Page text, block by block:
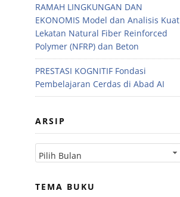
RAMAH LINGKUNGAN DAN
EKONOMIS Model dan Analisis Kuat
Lekatan Natural Fiber Reinforced
Polymer (NFRP) dan Beton
PRESTASI KOGNITIF Fondasi
Pembelajaran Cerdas di Abad AI
ARSIP
TEMA BUKU